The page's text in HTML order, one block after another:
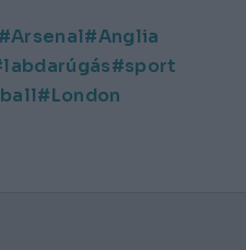
Arsenal
Anglia
labdarúgás
sport
London